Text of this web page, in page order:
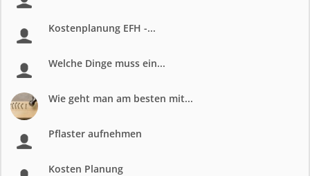
Kostenplanung EFH -...
Welche Dinge muss ein...
Wie geht man am besten mit...
Pflaster aufnehmen
Kosten Planung